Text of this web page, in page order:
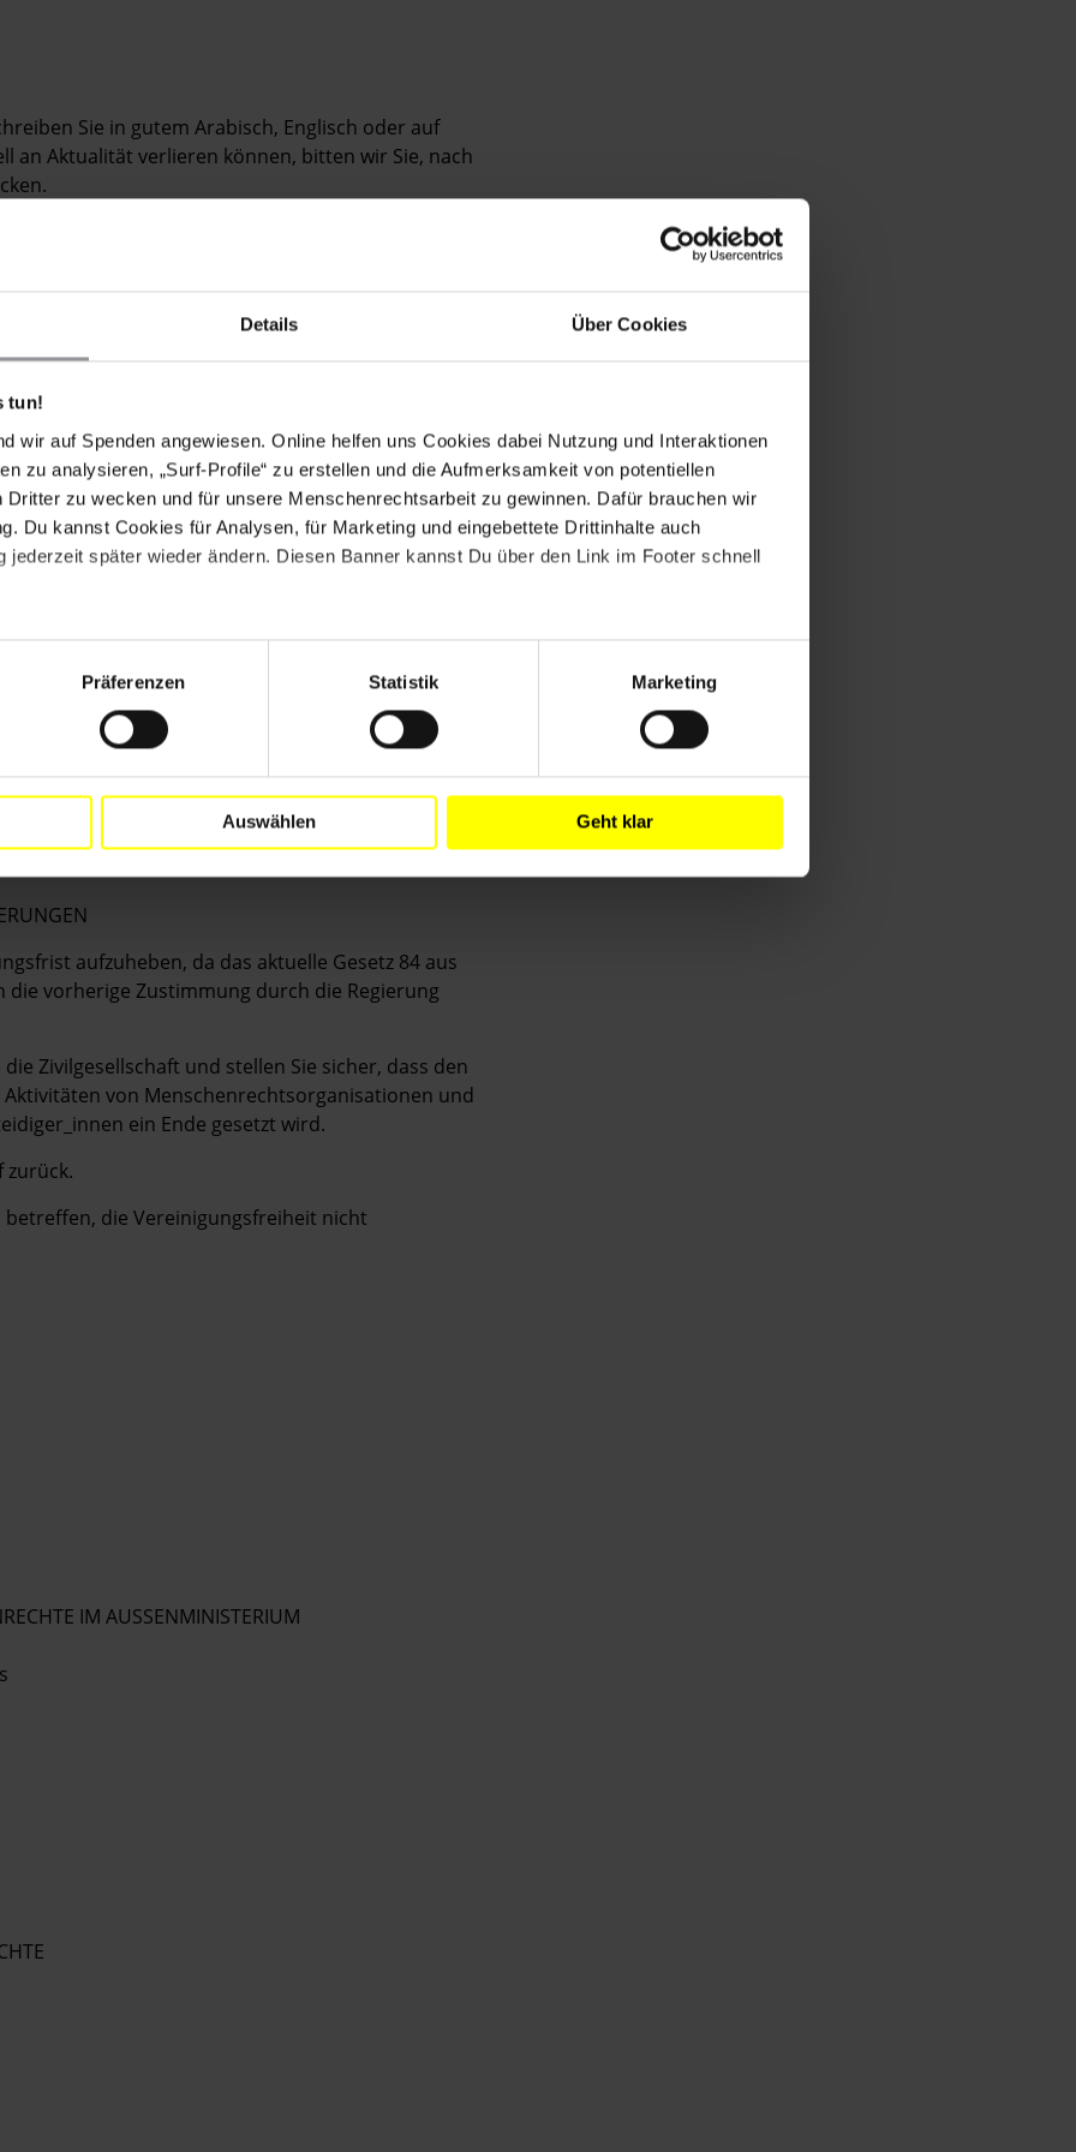
Details Über Cookies
tun!
wir auf Spenden angewiesen. Online helfen uns Cookies dabei Nutzung und Interaktionen
zu analysieren, „Surf-Profile“ zu erstellen und die Aufmerksamkeit von potentiellen
Dritter zu wecken und für unsere Menschenrechtsarbeit zu gewinnen. Dafür brauchen wir
Du kannst Cookies für Analysen, für Marketing und eingebettete Drittinhalte auch
jederzeit später wieder ändern. Diesen Banner kannst Du über den Link im Footer schnell
Präferenzen Statistik Marketing
Auswählen Geht klar
Sie in gutem Arabisch, Englisch oder auf
an Aktualität verlieren können, bitten wir Sie, nach
NGOs auf, sich "innerhalb von 45 Tagen", d. h. bis
(Gesetz 84/2002) registrieren zu lassen. Falls
Gesetzes zur Verantwortung gezogen. Viele
Anwaltskanzleien oder gemeinnützige
die Erlaubnis des SozialMinisteriums einholen
Behörden haben solchen Organisationen jedoch in
oder ihre Registrierungsanträge ignoriert.
haben Amnesty International mitgeteilt,
NGOs schließen und möglicherweise die
vorgelegt, der eine Verschärfung der bestehenden
sieht vor, dass die Regierung die Registrierung,
kontrollieren könnte. Zudem säßen Beamt_innen
Geheimdienste in einem Ausschuss, der
NGOs überwacht.
der Gesetzentwurf auf Anordnung des ägyptischen
aufzuheben, da das aktuelle Gesetz 84 aus
die vorherige Zustimmung durch die Regierung
Zivilgesellschaft und stellen Sie sicher, dass den
von Menschenrechtsorganisationen und
ein Ende gesetzt wird.
zurück.
betreffen, die Vereinigungsfreiheit nicht
IM AUSSENMINISTERIUM